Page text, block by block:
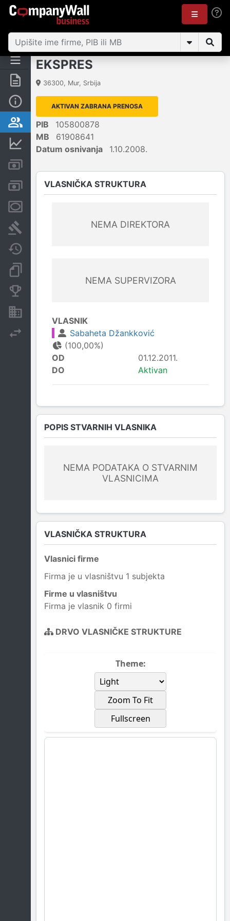
Rezime
Vlasnička struktura
Računi i blokade
EKSPRES
36300, Mur, Srbija
AKTIVAN ZABRANA PRENOSA
PIB
105800878
MB
61908641
Datum osnivanja
1.10.2008.
VLASNIČKA STRUKTURA
NEMA DIREKTORA
NEMA SUPERVIZORA
VLASNIK
Sabaheta Džankković
(100,00%)
OD
01.12.2011.
DO
Aktivan
POPIS STVARNIH VLASNIKA
NEMA PODATAKA O STVARNIM
VLASNICIMA
VLASNIČKA STRUKTURA
Vlasnici firme
Firma je u vlasništvu 1 subjekta
Firme u vlasništvu
Firma je vlasnik 0 firmi
DRVO VLASNIČKE STRUKTURE
Theme:
Zoom To Fit
Fullscreen